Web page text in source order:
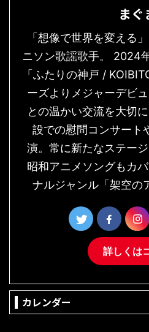
まぐ
「想像で世界を変える
ニソン歌謡歌手。 2024
「ふたりの神戸 /
ーズよりメジャーデビ
との温かい交流を大切
設での慰問コンサート
演。常に新たなステー
昭和アニメソングもカ
ナルジャンル「架空の
詳しくは
カレンダー